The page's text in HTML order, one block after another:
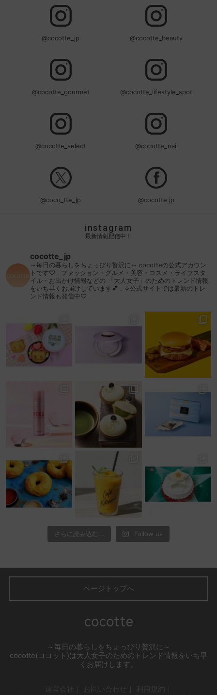
@cocotte_jp @cocotte_beauty
@cocotte_gourmet @cocotte_lifestyle_spot
@cocotte_select @cocotte_nail
@coco_tte_jp @cocotte.jp
instagram
最新情報配信中！
cocotte_jp
～毎日の暮らしをちょっぴり贅沢に～ cocotteの公式アカウン
トです♡
ファッション・グルメ・美容・コスメ・ライフスタ
イル・お出かけ情報などの 「大人女子」のためのトレンド情報
をいち早くお届けしています💕
↓公式サイトでは最新のトレ
ンド情報も発信中♡
さらに読み込む... Follow us
ページトップへ
～毎日の暮らしをちょっぴり贅沢に～
cocotte(ココット)は大人女子のためのトレンド情報をいち早
くお届けします。